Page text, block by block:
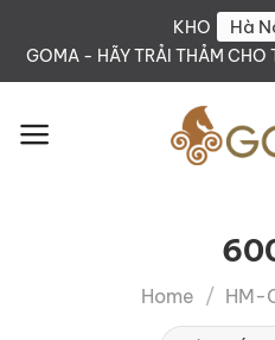
KHO
GOMA - HÃY TRẢI THẢM CHO
Home / HM-